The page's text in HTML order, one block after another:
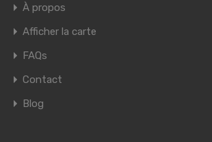
À propos
Afficher la carte
FAQs
Contact
Blog